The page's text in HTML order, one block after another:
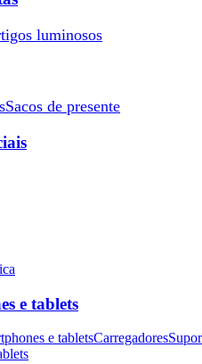
luminosos
Sacos de presente
e tablets
e tabletsCarregadores